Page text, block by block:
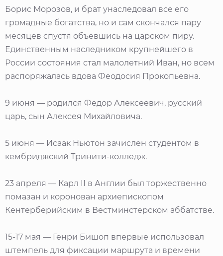
Борис Морозов, и брат унаследовал все его
громадные богатства, но и сам скончался пару
месяцев спустя объевшись на царском пиру.
Единственным наследником крупнейшего в
России состояния стал малолетний Иван, но всем
распоряжалась вдова Феодосия Прокопьевна.
9 июня — родился Федор Алексеевич, русский
царь, сын Алексея Михайловича.
5 июня — Исаак Ньютон зачислен студентом в
кембриджский Тринити-колледж.
23 апреля — Карл II в Англии был торжественно
помазан и коронован архиепископом
Кентерберийским в Вестминстерском аббатстве.
15-17 мая — Генри Бишоп впервые использовал
штемпель для фиксации маршрута и времени